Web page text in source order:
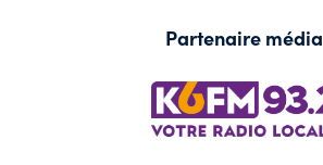
Partenaire média